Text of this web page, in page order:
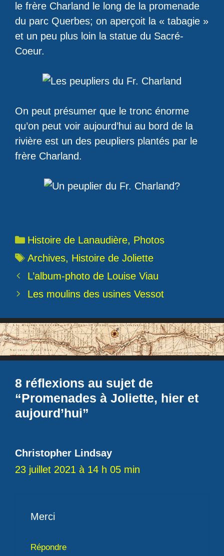
le frère Charland le long de la promenade
du parc Querbes; on aperçoit la « tabagie »
et un peu plus loin la statue du Sacré-
Coeur.
On peut présumer que le tronc énorme
qu’on peut voir aujourd’hui au bord de la
rivière est un des peupliers plantés par le
frère Charland.
Catégories
Histoire de Lanaudière, Photos
Étiquettes
Archives, Histoire de Joliette
L’album-photo de Louise Viau
Les moulins des usines Vessot
8 réflexions au sujet de
“Promenades à Joliette, hier et
aujourd’hui”
Christopher Lindsay
23 juillet 2021 à 14 h 05 min
Merci
Répondre